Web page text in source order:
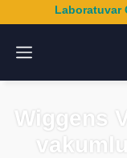
Laboratuvar
Wiggens